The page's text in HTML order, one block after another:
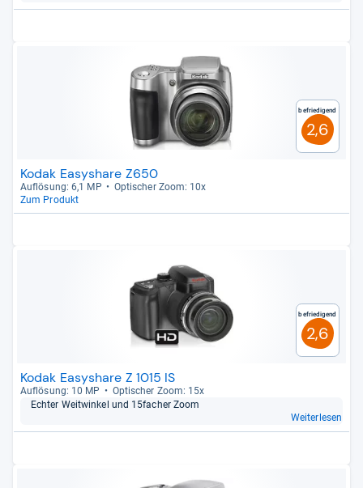
Befriedigend
2,6
Kodak Easyshare Z650
Auf­lö­sung: 6,1 MP
Opti­scher Zoom: 10x
Zum Produkt
Befriedigend
2,6
Kodak Easyshare Z 1015 IS
Auf­lö­sung: 10 MP
Opti­scher Zoom: 15x
Ech­ter Weit­win­kel und 15facher Zoom
Weiterlesen